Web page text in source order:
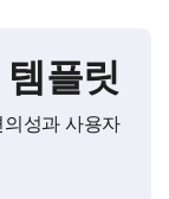
플릿
성과 사용자